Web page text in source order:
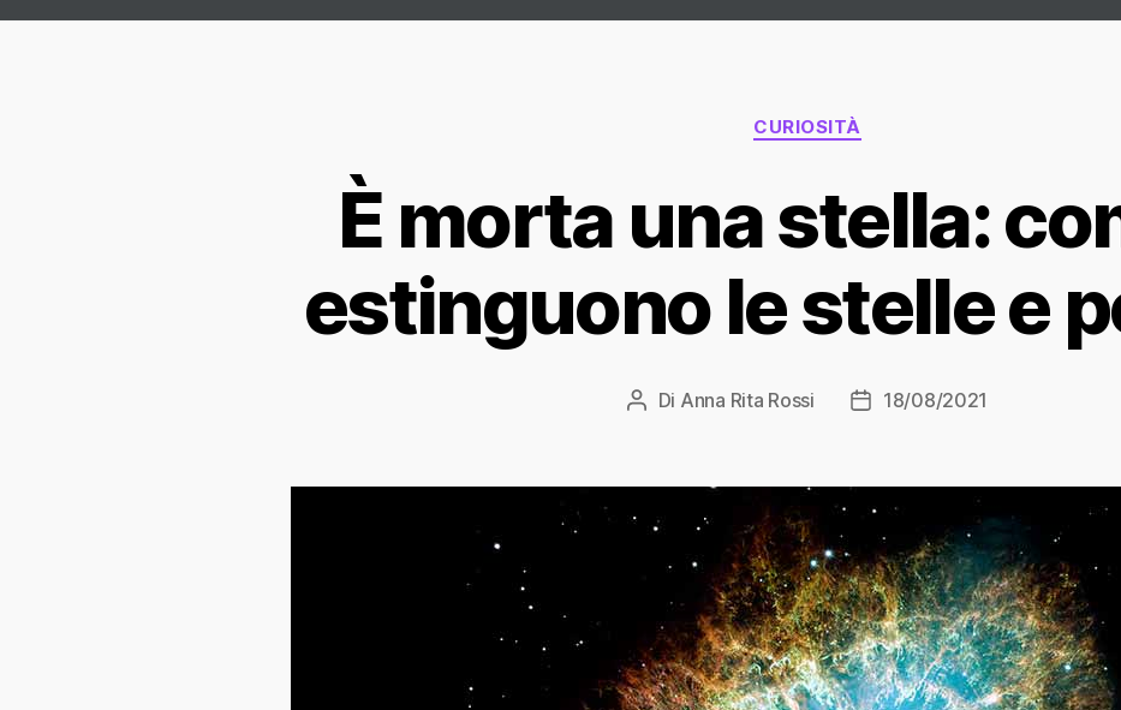
Categorie
CURIOSITÀ
È morta una stella:
estinguono le stelle e
Autore
Di Anna Rita Rossi
Data18/08/2021